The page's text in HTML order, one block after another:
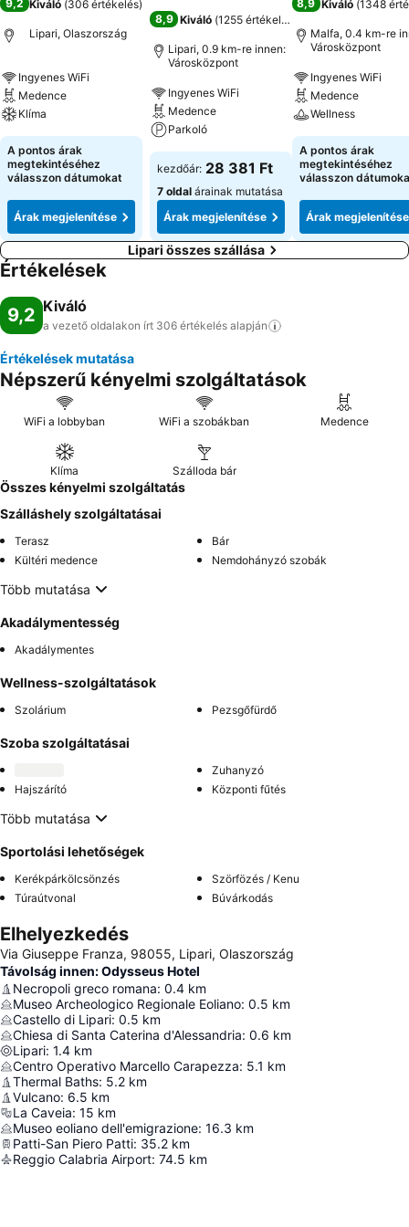
9,2 Kiváló (306 értékelés)
Lipari, Olaszország
Ingyenes WiFi
Medence
Klíma
A pontos árak
megtekintéséhez
válasszon dátumokat
Árak megjelenítése
8,9 Kiváló (1255 értékelés
Lipari, 0.9 km-re innen:
Városközpont
Ingyenes WiFi
Medence
Parkoló
kezdőár: 28 381 Ft
7 oldal árainak mutatása
Árak megjelenítése
8,9 Kiváló (1348
Malfa, 0.4 km-re
Városközpont
Ingyenes WiFi
Medence
Wellness
A pontos árak
megtekintéséhez
válasszon
Árak megjelenítése
Lipari összes szállása
Értékelések
9,2 Kiváló
a vezető oldalakon írt 306 értékelés alapján
Értékelések mutatása
Népszerű kényelmi szolgáltatások
WiFi a lobbyban WiFi a szobákban Medence
Klíma Szálloda bár
Összes kényelmi szolgáltatás
Szálláshely szolgáltatásai
Terasz
Bár
Kültéri medence
Nemdohányzó szobák
Több mutatása
Akadálymentesség
Akadálymentes
Wellness-szolgáltatások
Szolárium Pezsgőfürdő
Szoba szolgáltatásai
Zuhanyzó
Hajszárító
Központi fűtés
Több mutatása
Sportolási lehetőségek
Kerékpárkölcsönzés
Szörfözés / Kenu
Túraútvonal
Búvárkodás
Elhelyezkedés
Via Giuseppe Franza, 98055, Lipari, Olaszország
Távolság innen: Odysseus Hotel
Necropoli greco romana: 0.4 km
Museo Archeologico Regionale Eoliano: 0.5 km
Castello di Lipari: 0.5 km
Chiesa di Santa Caterina d'Alessandria: 0.6 km
Lipari: 1.4 km
Centro Operativo Marcello Carapezza: 5.1 km
Thermal Baths: 5.2 km
Vulcano: 6.5 km
La Caveia: 15 km
Museo eoliano dell'emigrazione: 16.3 km
Patti-San Piero Patti: 35.2 km
Reggio Calabria Airport: 74.5 km